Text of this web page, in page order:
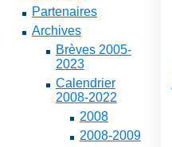
Partenaires
Archives
Brèves 2005-
2023
Calendrier
2008-2022
2008
2008-2009